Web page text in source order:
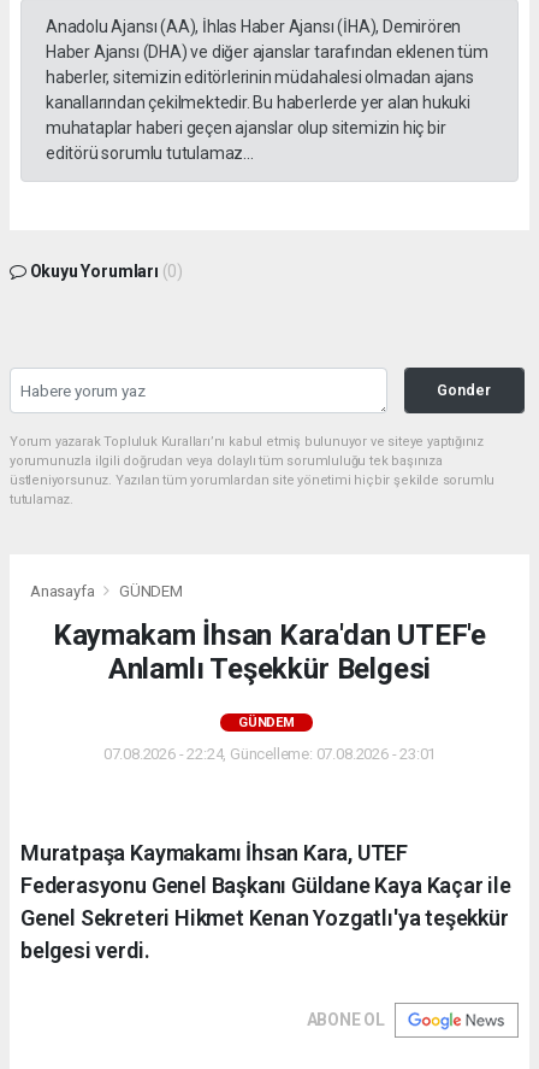
Anadolu Ajansı (AA), İhlas Haber Ajansı (İHA), Demirören
Haber Ajansı (DHA) ve diğer ajanslar tarafından eklenen tüm
haberler, sitemizin editörlerinin müdahalesi olmadan ajans
kanallarından çekilmektedir. Bu haberlerde yer alan hukuki
muhataplar haberi geçen ajanslar olup sitemizin hiç bir
editörü sorumlu tutulamaz...
Okuyu Yorumları (0)
Gonder
Yorum yazarak Topluluk Kuralları’nı kabul etmiş bulunuyor ve siteye yaptığınız
yorumunuzla ilgili doğrudan veya dolaylı tüm sorumluluğu tek başınıza
üstleniyorsunuz. Yazılan tüm yorumlardan site yönetimi hiçbir şekilde sorumlu
tutulamaz.
Anasayfa GÜNDEM
Kaymakam İhsan Kara'dan UTEF'e
Anlamlı Teşekkür Belgesi
GÜNDEM
07.08.2026 - 22:24, Güncelleme: 07.08.2026 - 23:01
Muratpaşa Kaymakamı İhsan Kara, UTEF
Federasyonu Genel Başkanı Güldane Kaya Kaçar ile
Genel Sekreteri Hikmet Kenan Yozgatlı'ya teşekkür
belgesi verdi.
ABONE OL